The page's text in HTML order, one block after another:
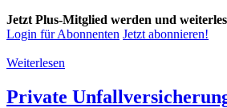
Jetzt Plus-Mitglied werden und
Login für Abonnenten Jetzt abonnieren!
Weiterlesen
Private